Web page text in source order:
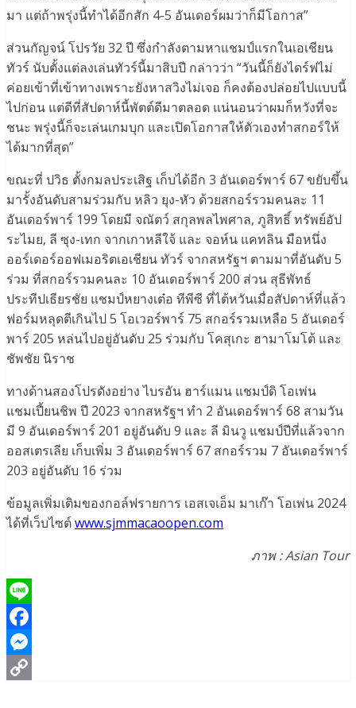
มา แต่ถ้าพรุ่งนี้ทำได้อีกสัก 4-5 อันเดอร์ผมว่าก็มีโอกาส”
ส่วนกัญจน์ โปรวัย 32 ปี ซึ่งกำลังตามหาแชมป์แรกในเอเชียน
ทัวร์ นับตั้งแต่ลงเล่นทัวร์นี้มาสิบปี กล่าวว่า “วันนี้ก็ยังไดร์ฟไม่
ค่อยเข้าที่เข้าทางเพราะยังหาสวิงไม่เจอ ก็คงต้องปล่อยไปแบบนี้
ไปก่อน แต่ดีที่สัปดาห์นี้พัตต์ดีมาตลอด แน่นอนว่าผมก็หวังที่จะ
ชนะ พรุ่งนี้ก็จะเล่นเกมบุก และเปิดโอกาสให้ตัวเองทำสกอร์ให้
ได้มากที่สุด”
ขณะที่ ปวิธ ตั้งกมลประเสิฐ เก็บได้อีก 3 อันเดอร์พาร์ 67 ขยับขึ้น
มารั้งอันดับสามร่วมกับ หลิว ยุง-หัว ด้วยสกอร์รวมคนละ 11
อันเดอร์พาร์ 199 โดยมี จณัตว์ สกุลพลไพศาล, ภูสิทธิ์ ทรัพย์อัป
ระไมย, ลี ซุง-เทก จากเกาหลีใจ้ และ จอห์น แคทลิน มือหนึ่ง
ออร์เดอร์ออฟเมอริตเอเชียน ทัวร์ จากสหรัฐฯ ตามมาที่อันดับ 5
ร่วม ที่สกอร์รวมคนละ 10 อันเดอร์พาร์ 200 ส่วน สุธีพัทธ์
ประทีปเธียรชัย แชมป์หยางเต๋อ ทีพีซี ที่ไต้หวันเมื่อสัปดาห์ที่แล้ว
ฟอร์มหลุดตีเกินไป 5 โอเวอร์พาร์ 75 สกอร์รวมเหลือ 5 อันเดอร์
พาร์ 205 หล่นไปอยู่อันดับ 25 ร่วมกับ โคสุเกะ ฮามาโมโต้ และ
ชัพชัย นิราช
ทางด้านสองโปรดังอย่าง ไบรอัน ฮาร์แมน แชมป์ดิ โอเพ่น
แชมเปี้ยนชิพ ปี 2023 จากสหรัฐฯ ทำ 2 อันเดอร์พาร์ 68 สามวัน
มี 9 อันเดอร์พาร์ 201 อยู่อันดับ 9 และ ลี มินวู แชมป์ปีที่แล้วจาก
ออสเตรเลีย เก็บเพิ่ม 3 อันเดอร์พาร์ 67 สกอร์รวม 7 อันเดอร์พาร์
203 อยู่อันดับ 16 ร่วม
ข้อมูลเพิ่มเติมของกอล์ฟรายการ เอสเจเอ็ม มาเก๊า โอเพ่น 2024
ได้ที่เว็บไซต์www.sjmmacaoopen.com
ภาพ :Asian Tour
Line
Facebook
Messenger